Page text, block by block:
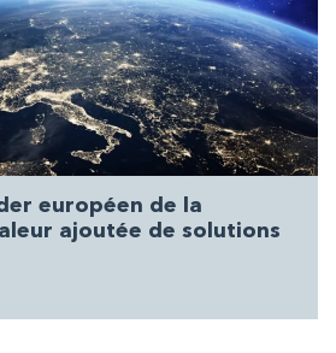
européen de la
ajoutée de solutions